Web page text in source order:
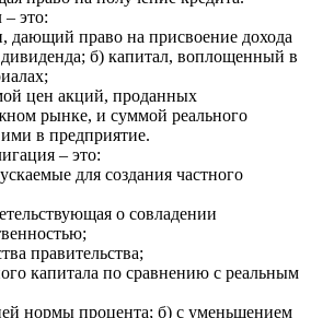
это:
дающий право на присвоение дохода
б) капитал, воплощенный в
цен акций, проданных
рынке, и суммой реального
в предприятие.
– это:
для создания частного
о совладении
правительства;
капитала по сравнению с реальным
нормы процента; б) с уменьшением